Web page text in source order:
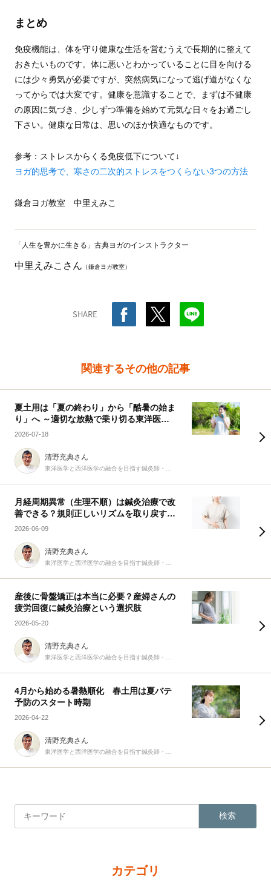
まとめ
免疫機能は、体を守り健康な生活を営むうえで長期的に整えて
おきたいものです。体に悪いとわかっていることに目を向ける
には少々勇気が必要ですが、突然病気になって逃げ道がなくな
ってからでは大変です。健康を意識することで、まずは不健康
の原因に気づき、少しずつ準備を始めて元気な日々をお過ごし
下さい。健康な日常は、思いのほか快適なものです。
参考：ストレスからくる免疫低下について↓
ヨガ的思考で、寒さの二次的ストレスをつくらない3つの方法
鎌倉ヨガ教室 中里えみこ
「人生を豊かに生きる」古典ヨガのインストラクター
中里えみこさん （鎌倉ヨガ教室）
SHARE
関連するその他の記事
夏土用は「夏の終わり」から「酷暑の始ま
り」へ ～適切な放熱で乗り切る東洋医学
の知恵～
2026-07-18
清野充典さん
東洋医学と西洋医学の融合を目指す鍼灸師・柔道整復師
月経周期異常（生理不順）は鍼灸治療で改
善できる？規則正しいリズムを取り戻す9
つの生活習慣
2026-06-09
清野充典さん
東洋医学と西洋医学の融合を目指す鍼灸師・柔道整復師
産後に骨盤矯正は本当に必要？産婦さんの
疲労回復に鍼灸治療という選択肢
2026-05-20
清野充典さん
東洋医学と西洋医学の融合を目指す鍼灸師・柔道整復師
4月から始める暑熱順化 春土用は夏バテ
予防のスタート時期
2026-04-22
清野充典さん
東洋医学と西洋医学の融合を目指す鍼灸師・柔道整復師
検索
カテゴリ